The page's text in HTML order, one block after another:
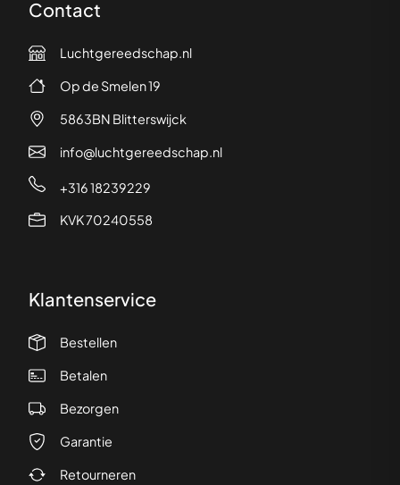
Contact
Luchtgereedschap.nl
Op de Smelen 19
5863BN Blitterswijck
info@luchtgereedschap.nl
+316 18239229
KVK 70240558
Klantenservice
Bestellen
Betalen
Bezorgen
Garantie
Retourneren